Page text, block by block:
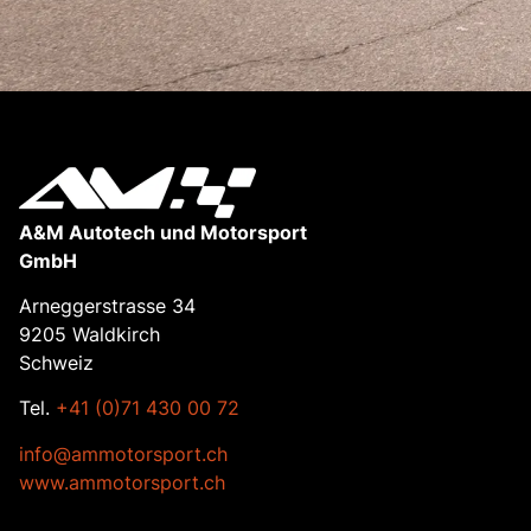
A&M Autotech und Motorsport
GmbH
Arneggerstrasse 34
9205 Waldkirch
Schweiz
Tel. +41 (0)71 430 00 72
info@ammotorsport.ch
www.ammotorsport.ch